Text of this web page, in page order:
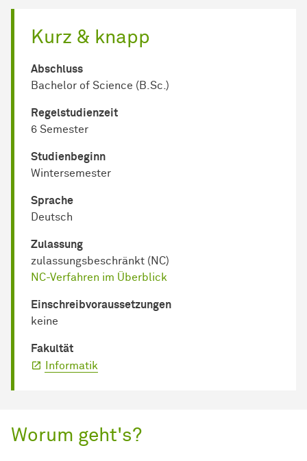
Kurz & knapp
Abschluss
Bachelor of Science (B.Sc.)
Regel­studienzeit
6 Semester
Studienbeginn
Wintersemester
Sprache
Deutsch
Zulassung
zulassungsbeschränkt (NC)
NC-Verfahren im Überblick
Einschreib­voraussetzungen
keine
Fakultät
Informatik
Worum geht's?